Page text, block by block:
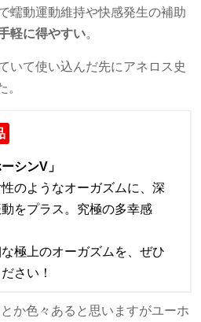
蠕動運動維持や快感発生の補助
軽に得やすい。
いて使い込んだ先にアネロス史
。
シンV」
のようなオーガズムに、深
動をプラス。究極の多幸感
極上のオーガズムを、ぜひ
さい！
とか色々あると思いますがユーホ